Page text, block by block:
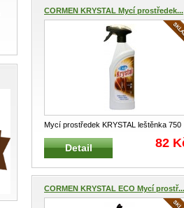
CORMEN KRYSTAL Mycí prostředek...
Mycí prostředek KRYSTAL leštěnka 750
ml Speciální přípravek na čištěn
...
Detail 82
CORMEN KRYSTAL ECO Mycí prostř...